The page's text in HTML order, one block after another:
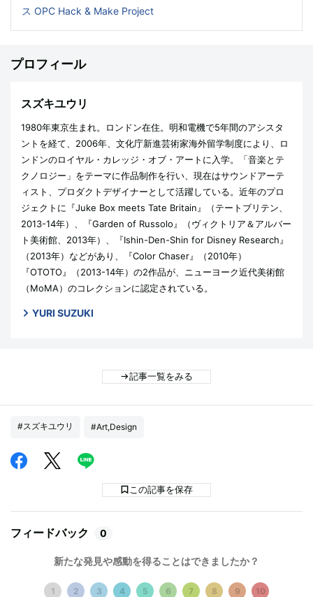
ス OPC Hack & Make Project
プロフィール
スズキユウリ
1980年東京生まれ。ロンドン在住。明和電機で5年間のアシスタ
ントを経て、2006年、文化庁新進芸術家海外留学制度により、ロ
ンドンのロイヤル・カレッジ・オブ・アートに入学。「音楽とテ
クノロジー」をテーマに作品制作を行い、現在はサウンドアーテ
ィスト、プロダクトデザイナーとして活躍している。近年のプロ
ジェクトに『Juke Box meets Tate Britain』（テートブリテン、
2013-14年）、『Garden of Russolo』（ヴィクトリア＆アルバー
ト美術館、2013年）、『Ishin-Den-Shin for Disney Research』
（2013年）などがあり、『Color Chaser』（2010年）
『OTOTO』（2013-14年）の2作品が、ニューヨーク近代美術館
（MoMA）のコレクションに認定されている。
YURI SUZUKI
記事一覧をみる
#スズキユウリ #Art,Design
この記事を保存
フィードバック 0
新たな発見や感動を得ることはできましたか？
1 2 3 4 5 6 7 8 9 10